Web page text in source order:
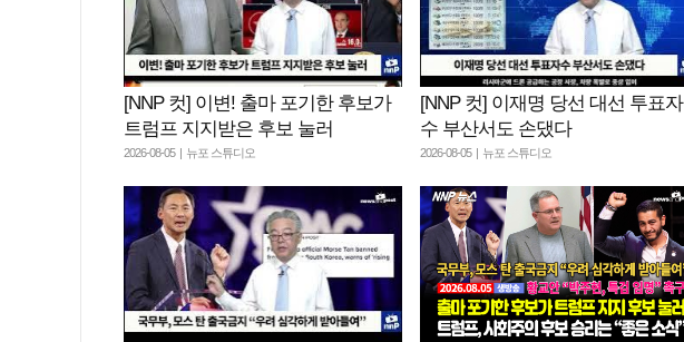
[NNP 컷] 이변! 출마 포기한 후보가
트럼프 지지받은 후보 눌러
2026-08-05 | 뉴포 스튜디오
[NNP 컷] 이재명 당선 대선 투표자
수 부산서도 손댔다
2026-08-05 | 뉴포 스튜디오